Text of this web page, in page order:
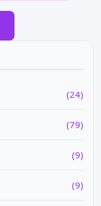
(24)
(79)
(9)
(9)